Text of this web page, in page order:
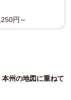
されるという
みが見られ始め
会の喪失だけ
円～
本州の地図に重ねて